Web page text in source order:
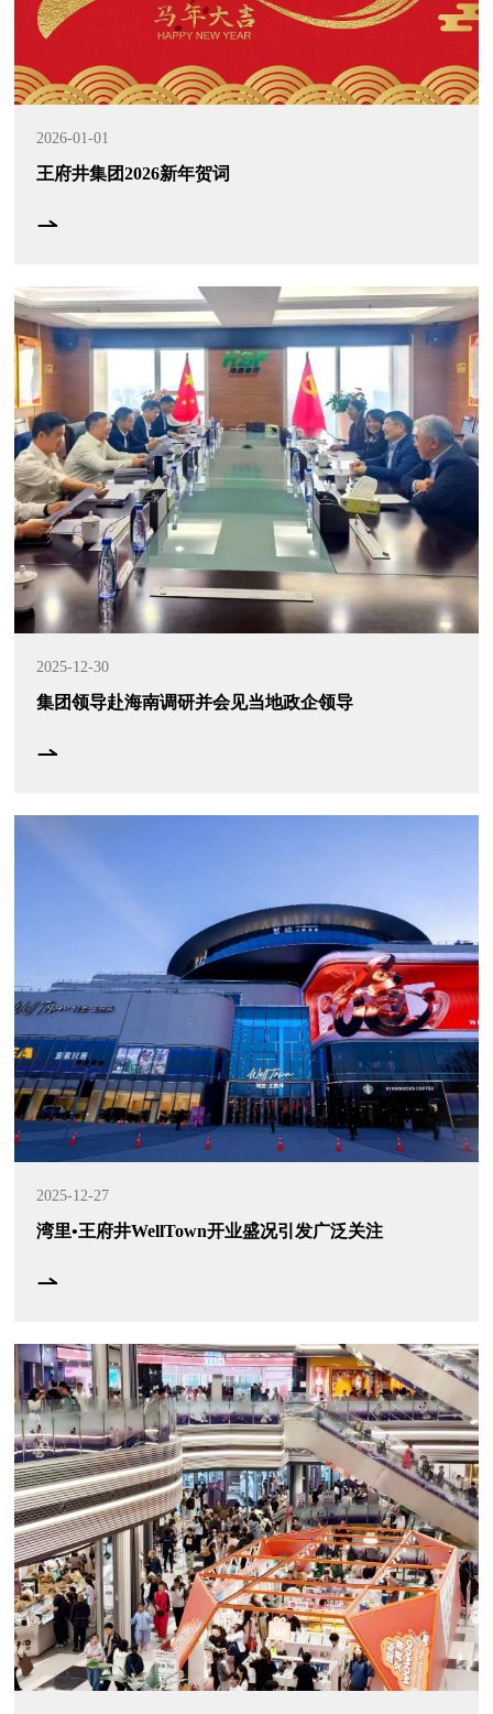
2026-01-01
王府井集团2026新年贺词
2025-12-30
集团领导赴海南调研并会见当地政企领导
2025-12-27
湾里•王府井WellTown开业盛况引发广泛关注